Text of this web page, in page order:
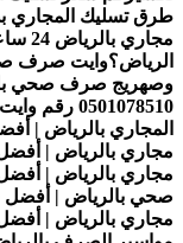
طرق تسليك المجاري
مجاري بالرياض 24 ساعة
الرياض؟
وصهريج صرف صحي
0501078510 رقم وايت وصهريج صرف صحي بالرياض
المجاري بالرياض |
مجاري بالرياض | أفضل
مجاري بالرياض | أفضل
صحي بالرياض | أفضل فني
مجاري بالرياض | أفضل